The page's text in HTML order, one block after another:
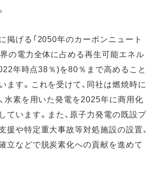
掲げる「2050年のカーボンニュート
界の電力全体に占める再生可能エネル
年時点38％)を80％まで高めること
ます。これを受けて、同社は燃焼時に
水素を用いた発電を2025年に商用化
ています。また、原子力発電の既設プ
援や特定重大事故等対処施設の設置、
立などで脱炭素化への貢献を進めて